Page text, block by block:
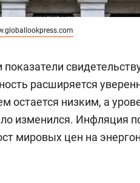
расширяется
остается низким, а
изменился. Инфляция
мировых цен на